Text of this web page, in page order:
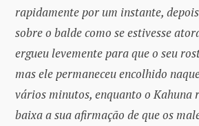
rapidamente por um instante,
sobre o balde como se estivesse
ergueu levemente para que o seu
mas ele permaneceu encolhido
vários minutos, enquanto o Kahuna
baixa a sua afirmação de que os